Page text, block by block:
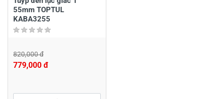
55mm TOPTUL
KABA3255
820,000 đ
779,000 đ